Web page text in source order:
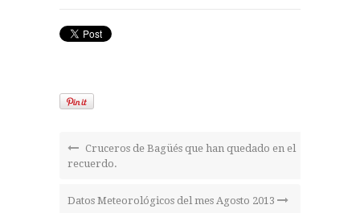
Cruceros de Bagüés que han quedado en el
recuerdo.
Datos Meteorológicos del mes Agosto 2013